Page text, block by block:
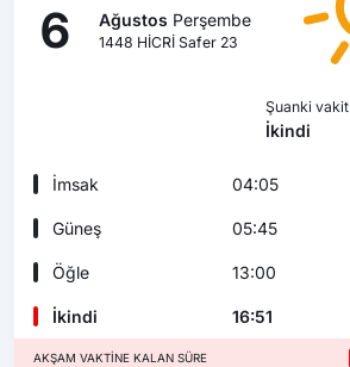
6 Ağustos Perşembe
1448 HİCRİ Safer 23
Şuanki vakit
İkindi
İmsak 04:05
Güneş 05:45
Öğle 13:00
İkindi 16:51
AKŞAM VAKTINE KALAN SÜRE